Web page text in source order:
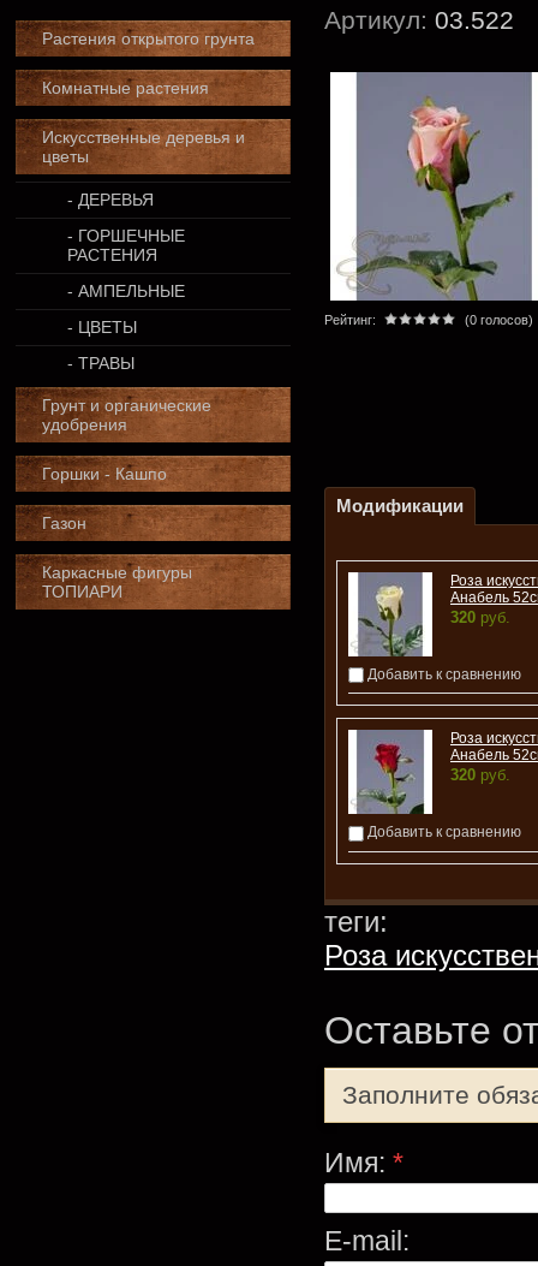
Артикул: 03.522
Рейтинг: (0 голосов)
Модификации
Роза
Анабель
320 руб.
Добавить к сравнению
Роза
Анабель
320 руб.
Добавить к сравнению
теги:
Роза
Оставьте
Заполните
Имя: *
E-mail:
Растения открытого грунта
Комнатные растения
Искусственные деревья и
цветы
- ДЕРЕВЬЯ
- ГОРШЕЧНЫЕ
РАСТЕНИЯ
- АМПЕЛЬНЫЕ
- ЦВЕТЫ
- ТРАВЫ
Грунт и органические
удобрения
Горшки - Кашпо
Газон
Каркасные фигуры
ТОПИАРИ